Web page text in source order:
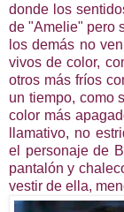
donde los
de "Amelie" pero
los demás no
vivos de color,
otros más fríos
un tiempo, como
color más
llamativo, no
el personaje de
pantalón y
vestir de ella,